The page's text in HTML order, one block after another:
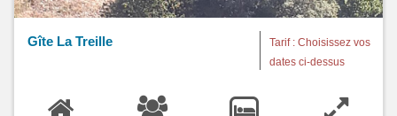
Gîte La Treille
Tarif : Choisissez vos
dates ci-dessus